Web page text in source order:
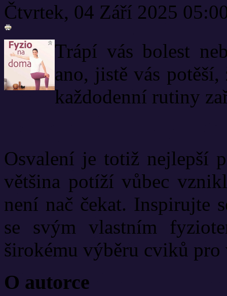
Čtvrtek, 04 Září 2025
Trápí vás bolest
ano, jistě vás
každodenní rutiny
Osvalení je totiž nejlepší
většina potíží vůbec
není nač čekat. Inspirujte
se svým vlastním
širokému výběru cviků pro
O autorce